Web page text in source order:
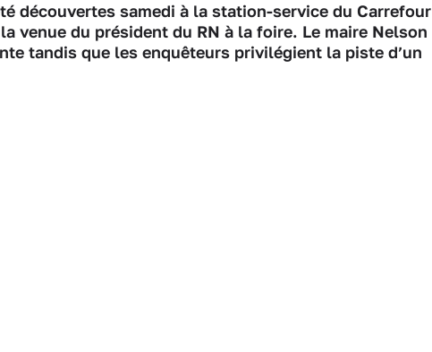
découvertes samedi à la station-service du Carrefour
venue du président du RN à la foire. Le maire Nelson
tandis que les enquêteurs privilégient la piste d’un